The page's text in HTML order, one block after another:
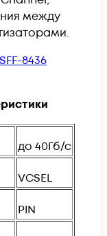
между
SFF-8436
до 40Гб/с
VCSEL
PIN